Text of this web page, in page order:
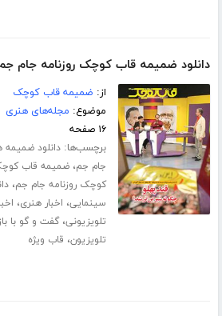
دانلود ضمیمه قاب کوچک روزنامه جام جم -
از: ضمیمه قاب کوچک
موضوع: مجله‌های هنری
۱۶ صفحه
برچسب‌ها:دانلود ضمیمه
جام جم،ضمیمه قاب
کوچک روزنامه جام جم،
سینمایی، اخبار هنری،
تلویزیونی،گفت و گو با
تلویزیون، قاب ویژه